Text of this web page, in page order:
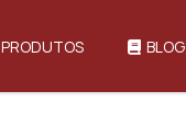
PRODUTOS BLOG